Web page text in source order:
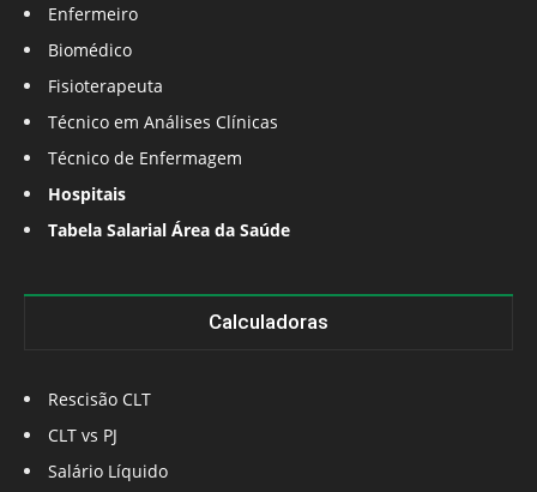
Enfermeiro
Biomédico
Fisioterapeuta
Técnico em Análises Clínicas
Técnico de Enfermagem
Hospitais
Tabela Salarial Área da Saúde
Calculadoras
Rescisão CLT
CLT vs PJ
Salário Líquido